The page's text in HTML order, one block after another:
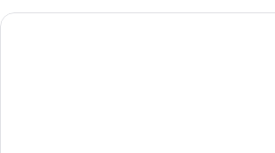
KYRIAD PRESTIGE BEAUNE - Le Panorama